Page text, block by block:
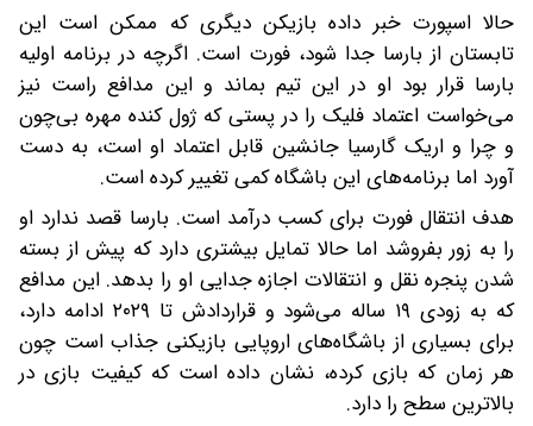
حالا اسپورت خبر داده بازیکن دیگری که ممکن است این
تابستان از بارسا جدا شود، فورت است. اگرچه در برنامه اولیه
بارسا قرار بود او در این تیم بماند و این مدافع راست نیز
می‌خواست اعتماد فلیک را در پستی که ژول کنده مهره بی‌چون‌
و چرا و اریک گارسیا جانشین قابل‌ اعتماد او است، به دست
آورد اما برنامه‌های این باشگاه کمی تغییر کرده است.
هدف انتقال فورت برای کسب درآمد است. بارسا قصد ندارد او
را به‌ زور بفروشد اما حالا تمایل بیشتری دارد که پیش از بسته‌
شدن پنجره نقل‌ و انتقالات اجازه جدایی او را بدهد. این مدافع
که به‌ زودی ۱۹ ساله می‌شود و قراردادش تا ۲۰۲۹ ادامه دارد،
برای بسیاری از باشگاه‌های اروپایی بازیکنی جذاب است چون
هر زمان که بازی کرده، نشان داده است که کیفیت بازی در
بالاترین سطح را دارد.